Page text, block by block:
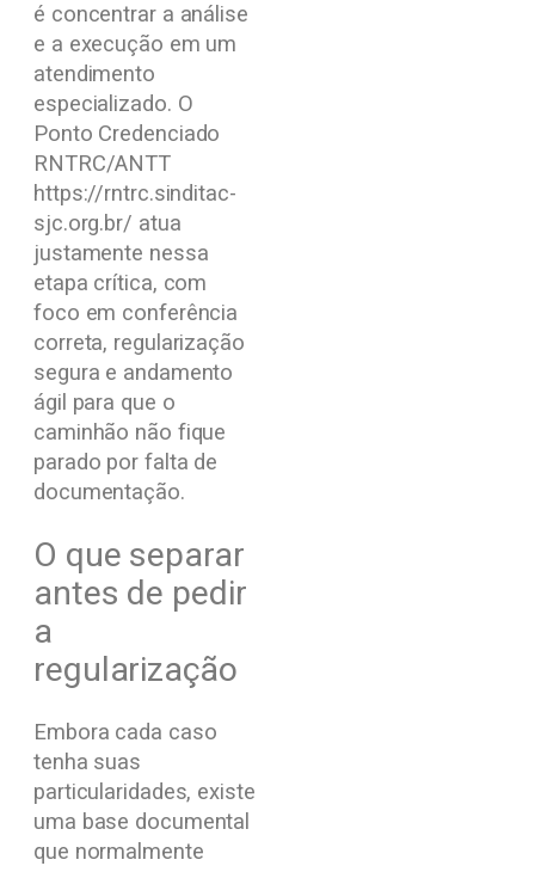
é concentrar a análise
e a execução em um
atendimento
especializado. O
Ponto Credenciado
RNTRC/ANTT
https://rntrc.sinditac-
sjc.org.br/ atua
justamente nessa
etapa crítica, com
foco em conferência
correta, regularização
segura e andamento
ágil para que o
caminhão não fique
parado por falta de
documentação.
O que separar
antes de pedir
a
regularização
Embora cada caso
tenha suas
particularidades, existe
uma base documental
que normalmente